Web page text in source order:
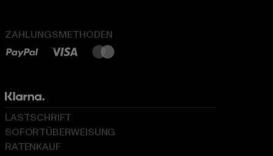
ZAHLUNGSMETHODEN
LASTSCHRIFT
SOFORTÜBERWEISUNG
RATENKAUF